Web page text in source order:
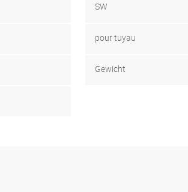
SW
pour tuyau
Gewicht